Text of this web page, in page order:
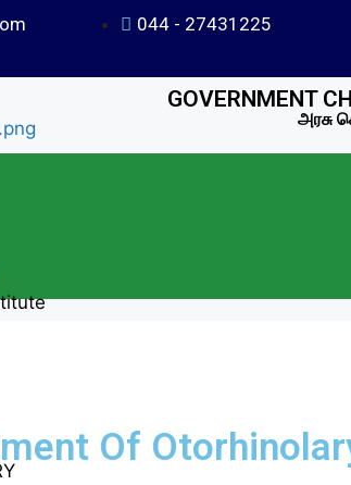
044 - 27431225
GOVERNMENT
அரசு
Of